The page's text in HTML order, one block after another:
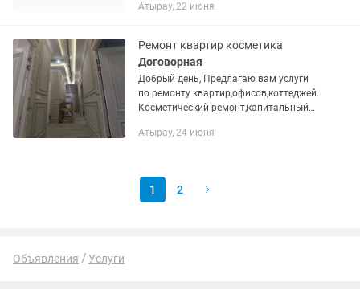
Атырау, 22 июня
Ремонт квартир косметика
Договорная
Добрый день, Предлагаю вам услуги
по ремонту квартир,офисов,коттеджей.
Косметический ремонт,капитальный
ключ,шпаклевка,штукатурка,укладка,па
Атырау, 24 июня
1 2
Объявления Услуги